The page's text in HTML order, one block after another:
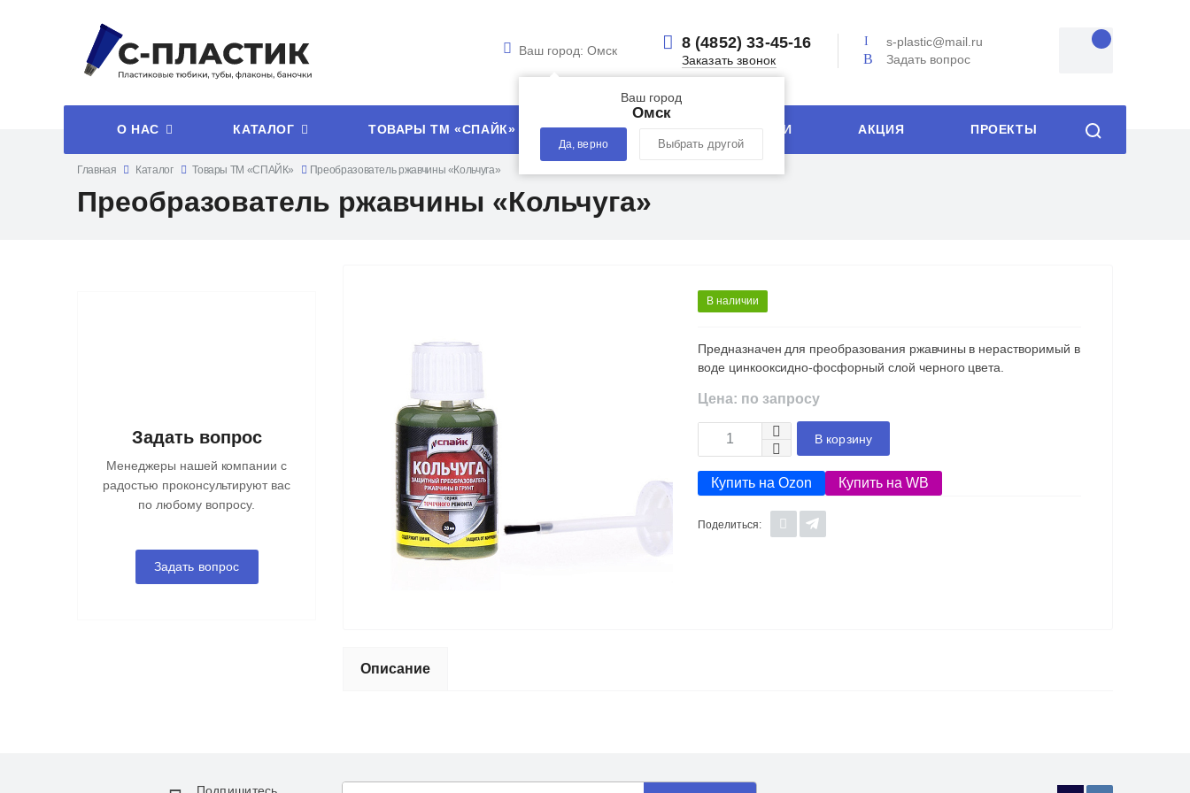
Ваш город: Омск
Ваш город
Омск
Да, верно Выбрать другой
8 (4852) 33-45-16
Заказать звонок
s-plastic@mail.ru
Задать вопрос
О НАС КАТАЛОГ ТОВАРЫ ТМ «СПАЙК» УСЛУГИ ТЕХНОЛОГИИ АКЦИЯ ПРОЕКТЫ
Главная Каталог Товары ТМ «СПАЙК» Преобразователь ржавчины «Кольчуга»
Преобразователь ржавчины «Кольчуга»
Задать вопрос
Менеджеры нашей компании с
радостью проконсультируют вас
по любому вопросу.
Задать вопрос
В наличии
Предназначен для преобразования ржавчины в нерастворимый в
воде цинкооксидно-фосфорный слой черного цвета.
Цена: по запросу
В корзину
Купить на Ozon Купить на WB
Поделиться:
Описание